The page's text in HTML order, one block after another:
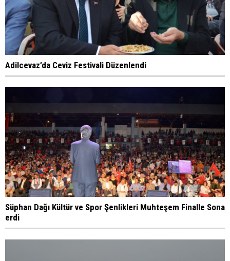
Adilcevaz’da Ceviz Festivali Düzenlendi
Süphan Dağı Kültür ve Spor Şenlikleri Muhteşem Finalle Sona
erdi